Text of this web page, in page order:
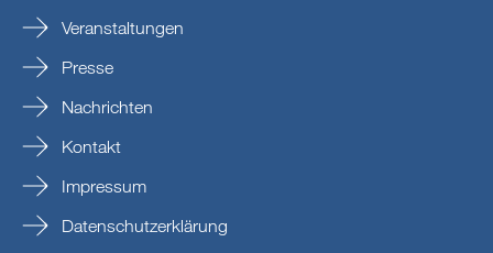
Veranstaltungen
Presse
Nachrichten
Kontakt
Impressum
Datenschutzerklärung